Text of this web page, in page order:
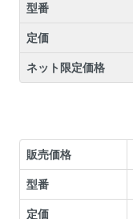
型番
定価
ネット限定価格
販売価格
型番
定価